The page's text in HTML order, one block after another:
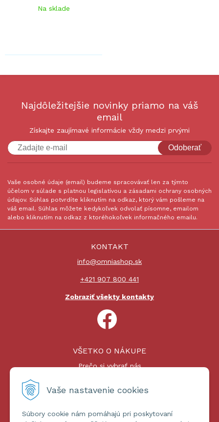
Vaše nastavenie cookies
Súbory cookie nám pomáhajú pri poskytovaní
Na sklade
Najdôležitejšie novinky priamo na váš
email
Získajte zaujímavé informácie vždy medzi prvými
Odoberať
Vaše osobné údaje (email) budeme spracovávať len za týmto
účelom v súlade s platnou legislatívou a zásadami ochrany osobných
údajov. Súhlas potvrdíte kliknutím na odkaz, ktorý vám pošleme na
váš email. Súhlas môžete kedykoľvek odvolať písomne, emailom
alebo kliknutím na odkaz z ktoréhokoľvek informačného emailu.
KONTAKT
info@omniashop.sk
+421 907 800 441
Zobraziť všekty kontakty
VŠETKO O NÁKUPE
Prečo si vybrať nás
Platby a doprava